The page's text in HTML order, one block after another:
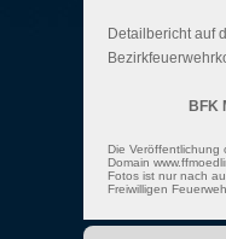
Detailbericht auf
BFK
Die Veröffentlichung
Domain
Fotos ist nur nach
Freiwilligen